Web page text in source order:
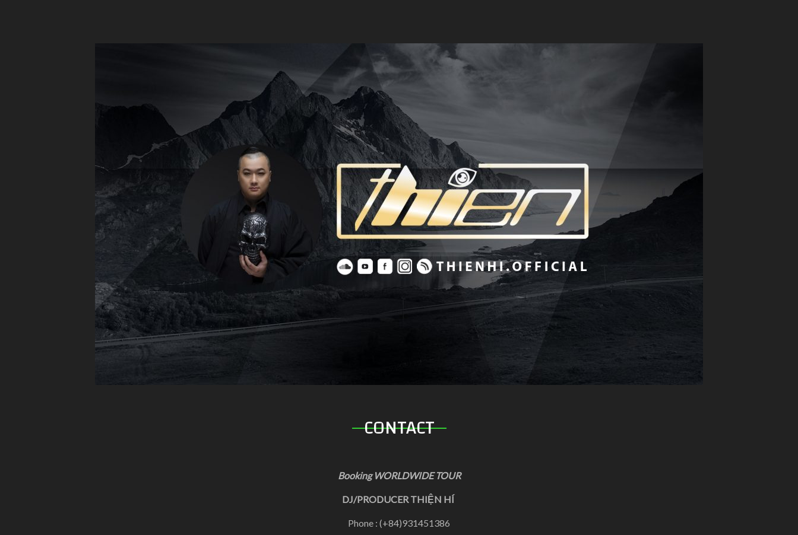
CONTACT
Booking WORLDWIDE TOUR
DJ/PRODUCER THIỆN HÍ
Phone : (+84)931451386